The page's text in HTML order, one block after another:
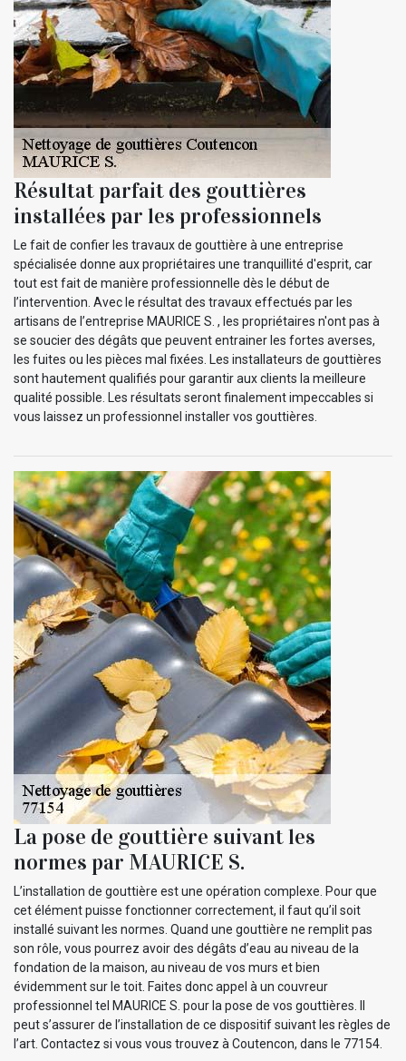
Résultat parfait des gouttières
installées par les professionnels
Le fait de confier les travaux de gouttière à une entreprise
spécialisée donne aux propriétaires une tranquillité d'esprit, car
tout est fait de manière professionnelle dès le début de
l’intervention. Avec le résultat des travaux effectués par les
artisans de l’entreprise MAURICE S. , les propriétaires n'ont pas à
se soucier des dégâts que peuvent entrainer les fortes averses,
les fuites ou les pièces mal fixées. Les installateurs de gouttières
sont hautement qualifiés pour garantir aux clients la meilleure
qualité possible. Les résultats seront finalement impeccables si
vous laissez un professionnel installer vos gouttières.
La pose de gouttière suivant les
normes par MAURICE S.
L’installation de gouttière est une opération complexe. Pour que
cet élément puisse fonctionner correctement, il faut qu’il soit
installé suivant les normes. Quand une gouttière ne remplit pas
son rôle, vous pourrez avoir des dégâts d’eau au niveau de la
fondation de la maison, au niveau de vos murs et bien
évidemment sur le toit. Faites donc appel à un couvreur
professionnel tel MAURICE S. pour la pose de vos gouttières. Il
peut s’assurer de l’installation de ce dispositif suivant les règles de
l’art. Contactez si vous vous trouvez à Coutencon, dans le 77154.